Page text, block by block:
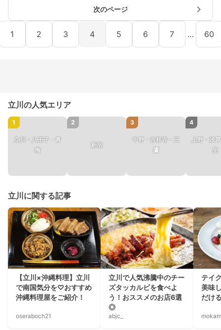
次のページ
1 2 3 4 5 6 7 … 60
立川の人気エリア
1
立川・八王子・青
梅
2
新宿
3
中野・吉祥寺・三
鷹
4
上野・浅
里
立川に関する記事
【立川×沖縄料理】立川
で南国気分を♡おすすめ
沖縄料理屋をご紹介！
oseraboch21
立川で人気沸騰中のチー
ズタッカルビを食べよ
う！おススメのお店6選
◎
abjc_
テイ
美味
だけ